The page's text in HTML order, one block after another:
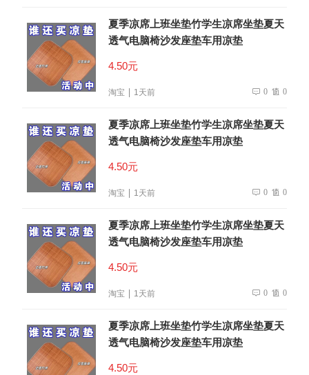
夏季凉席上班坐垫竹学生凉席坐垫夏天
透气电脑椅沙发座垫车用凉垫
4.50元
淘宝 1天前 0 0
夏季凉席上班坐垫竹学生凉席坐垫夏天
透气电脑椅沙发座垫车用凉垫
4.50元
淘宝 1天前 0 0
夏季凉席上班坐垫竹学生凉席坐垫夏天
透气电脑椅沙发座垫车用凉垫
4.50元
淘宝 1天前 0 0
夏季凉席上班坐垫竹学生凉席坐垫夏天
透气电脑椅沙发座垫车用凉垫
4.50元